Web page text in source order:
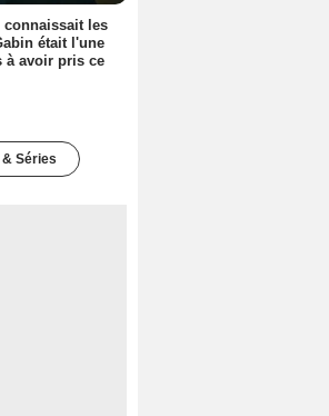
les
était l'une
à avoir pris ce
Séries